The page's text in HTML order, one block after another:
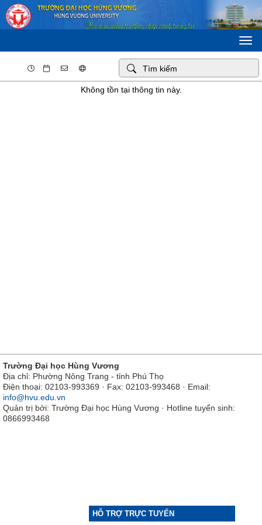
Không tồn tại thông tin này.
Trường Đại học Hùng Vương
Địa chỉ: Phường Nông Trang - tỉnh Phú Thọ
Điện thoại: 02103-993369 · Fax: 02103-993468 · Email:
info@hvu.edu.vn
Quản trị bởi: Trường Đại học Hùng Vương · Hotline tuyển sinh:
0866993468
HỖ TRỢ TRỰC TUYẾN